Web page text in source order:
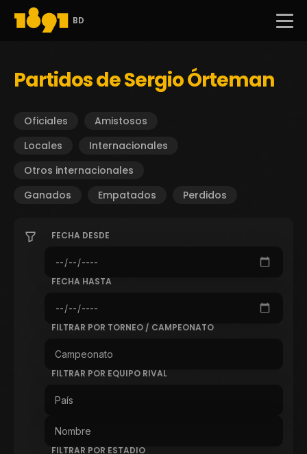
BD
Partidos de Sergio Órteman
Oficiales
Amistosos
Locales
Internacionales
Otros internacionales
Ganados
Empatados Perdidos
FECHA DESDE
FECHA HASTA
FILTRAR POR TORNEO / CAMPEONATO
FILTRAR POR EQUIPO RIVAL
FILTRAR POR ESTADIO